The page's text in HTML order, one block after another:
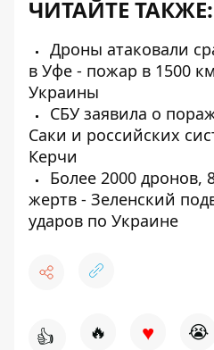
ЧИТАЙТЕ ТАКЖЕ:
Дроны атаковали
в Уфе - пожар в 1500
Украины
СБУ заявила о
Саки и российских
Керчи
Более 2000 дронов,
жертв - Зеленский
ударов по Украине
👍 🔥 ♥ 😭